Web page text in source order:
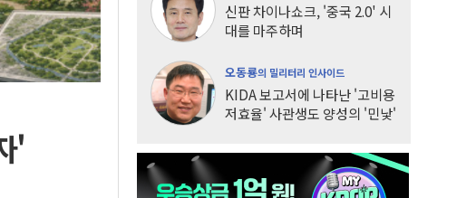
'
신판 차이나쇼크, '중국 2.0' 시
대를 마주하며
오동룡의 밀리터리 인사이드
KIDA 보고서에 나타난 '고비용
저효율' 사관생도 양성의 '민낯'